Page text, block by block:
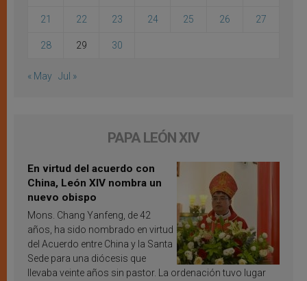
21 22 23 24 25 26 27
28 29 30
« May Jul »
PAPA LEÓN XIV
En virtud del acuerdo con
China, León XIV nombra un
nuevo obispo
Mons. Chang Yanfeng, de 42
años, ha sido nombrado en virtud
del Acuerdo entre China y la Santa
Sede para una diócesis que
llevaba veinte años sin pastor. La ordenación tuvo lugar